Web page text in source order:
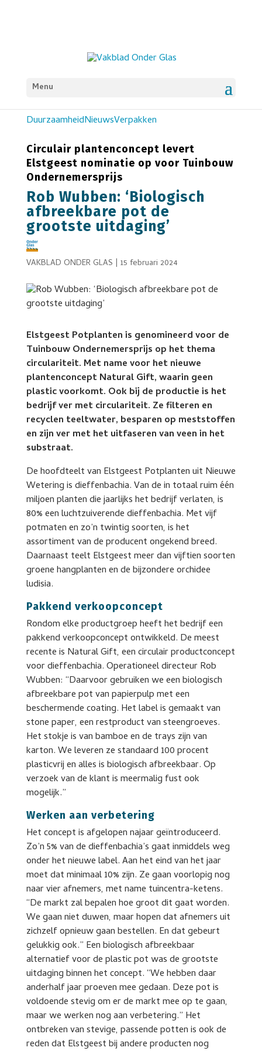
Menu
DuurzaamheidNieuwsVerpakken
Circulair plantenconcept levert
Elstgeest nominatie op voor Tuinbouw
Ondernemersprijs
Rob Wubben: ‘Biologisch
afbreekbare pot de
grootste uitdaging’
VAKBLAD ONDER GLAS | 15 februari 2024
Elstgeest Potplanten is genomineerd voor de
Tuinbouw Ondernemersprijs op het thema
circulariteit. Met name voor het nieuwe
plantenconcept Natural Gift, waarin geen
plastic voorkomt. Ook bij de productie is het
bedrijf ver met circulariteit. Ze filteren en
recyclen teeltwater, besparen op meststoffen
en zijn ver met het uitfaseren van veen in het
substraat.
De hoofdteelt van Elstgeest Potplanten uit Nieuwe
Wetering is dieffenbachia. Van de in totaal ruim één
miljoen planten die jaarlijks het bedrijf verlaten, is
80% een luchtzuiverende dieffenbachia. Met vijf
potmaten en zo’n twintig soorten, is het
assortiment van de producent ongekend breed.
Daarnaast teelt Elstgeest meer dan vijftien soorten
groene hangplanten en de bijzondere orchidee
ludisia.
Pakkend verkoopconcept
Rondom elke productgroep heeft het bedrijf een
pakkend verkoopconcept ontwikkeld. De meest
recente is Natural Gift, een circulair productconcept
voor dieffenbachia. Operationeel directeur Rob
Wubben: “Daarvoor gebruiken we een biologisch
afbreekbare pot van papierpulp met een
beschermende coating. Het label is gemaakt van
stone paper, een restproduct van steengroeves.
Het stokje is van bamboe en de trays zijn van
karton. We leveren ze standaard 100 procent
plasticvrij en alles is biologisch afbreekbaar. Op
verzoek van de klant is meermalig fust ook
mogelijk.”
Werken aan verbetering
Het concept is afgelopen najaar geïntroduceerd.
Zo’n 5% van de dieffenbachia’s gaat inmiddels weg
onder het nieuwe label. Aan het eind van het jaar
moet dat minimaal 10% zijn. Ze gaan voorlopig nog
naar vier afnemers, met name tuincentra-ketens.
“De markt zal bepalen hoe groot dit gaat worden.
We gaan niet duwen, maar hopen dat afnemers uit
zichzelf opnieuw gaan bestellen. En dat gebeurt
gelukkig ook.” Een biologisch afbreekbaar
alternatief voor de plastic pot was de grootste
uitdaging binnen het concept. “We hebben daar
anderhalf jaar proeven mee gedaan. Deze pot is
voldoende stevig om er de markt mee op te gaan,
maar we werken nog aan verbetering.” Het
ontbreken van stevige, passende potten is ook de
reden dat Elstgeest bij andere producten nog